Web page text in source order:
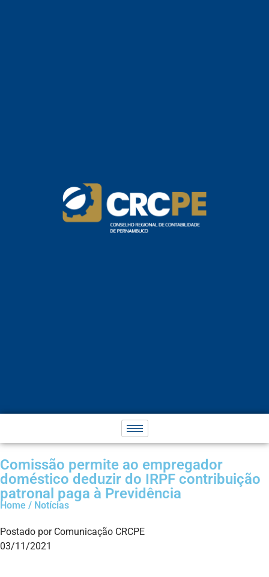
Comissão permite ao empregador
doméstico deduzir do IRPF contribuição
patronal paga à Previdência
Home / Notícias
Postado por Comunicação CRCPE
03/11/2021